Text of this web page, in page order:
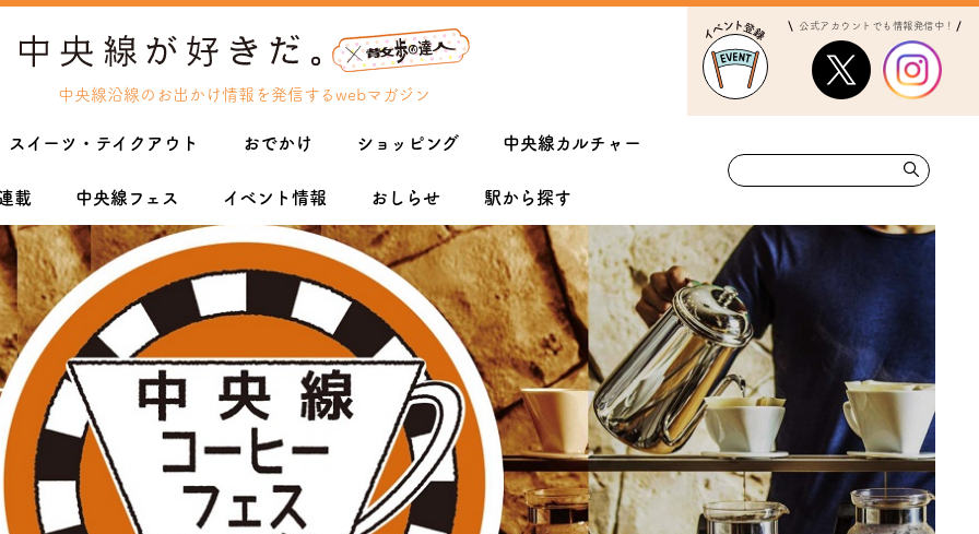
中央線沿線のお出かけ情報を発信するwebマガジン
公式アカウントでも情報発信中！
スイーツ・テイクアウト おでかけ ショッピング 中央線カルチャー
載 中央線フェス イベント情報 おしらせ 駅から探す